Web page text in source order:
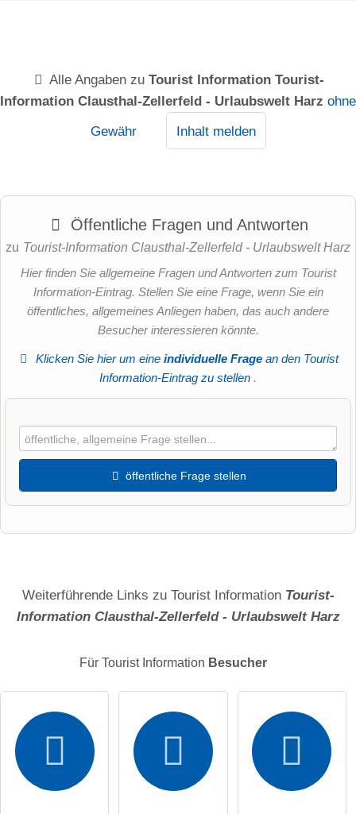
Alle Angaben zuTourist Information Tourist-
Information Clausthal-Zellerfeld - Urlaubswelt Harz ohne
Gewähr
Inhalt melden
Öffentliche Fragen und Antworten
zu Tourist-Information Clausthal-Zellerfeld - Urlaubswelt Harz
Hier finden Sie allgemeine Fragen und Antworten zum Tourist
Information-Eintrag. Stellen Sie eine Frage, wenn Sie ein
öffentliches, allgemeines Anliegen haben, das auch andere
Besucher interessieren könnte.
Klicken Sie hier um eineindividuelle Frage an den Tourist
Information-Eintrag zu stellen .
öffentliche Frage stellen
Hiermit akzeptiere ich die .
Die Datenschutzerklärunghabe ich zur Kenntnis genommen.
Weiterführende Links zu Tourist Information Tourist-
Information Clausthal-Zellerfeld - Urlaubswelt Harz
Für Tourist Information Besucher